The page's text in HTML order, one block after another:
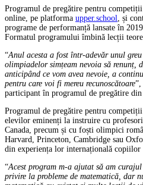
Programul de pregătire pentru competiții
online, pe platforma upper.school , și
programe de performanță lansate în
Formatul programului îmbină lecții
“Anul acesta a fost într-adevăr unul
olimpiadelor simțeam nevoia să renunț,
anticipând ce vom avea nevoie, a
pentru care voi fi mereu recunoscătoare”,
participant în programul de pregătire din
Programul de pregătire pentru
elevilor eminenți la instruire cu
Canada, precum și cu foști olimpici
Harvard, Princeton, Cambridge sau
din experiența lor internațională copiilor
“Acest program m-a ajutat să am
privire la probleme de matematică, dar